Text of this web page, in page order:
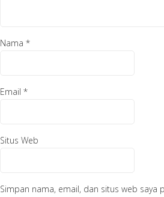
Nama*
Email*
Situs Web
Simpan nama, email, dan situs web